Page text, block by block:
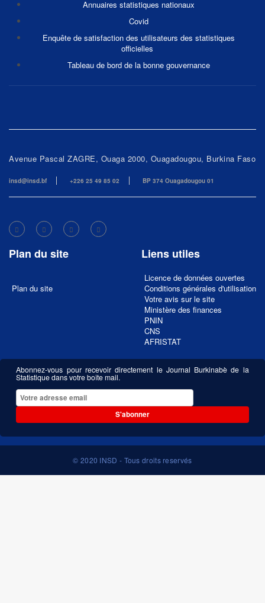
Annuaires statistiques nationaux
Covid
Enquête de satisfaction des utilisateurs des statistiques
officielles
Tableau de bord de la bonne gouvernance
Avenue Pascal ZAGRE, Ouaga 2000, Ouagadougou, Burkina Faso
insd@insd.bf +226 25 49 85 02 BP 374 Ouagadougou 01
Plan du site
Plan du site
Liens utiles
Licence de données ouvertes
Conditions générales d'utilisation
Votre avis sur le site
Ministère des finances
PNIN
CNS
AFRISTAT
Abonnez-vous pour recevoir directement le Journal Burkinabè de la
Statistique dans votre boîte mail.
S'abonner
© 2020 INSD - Tous droits reservés